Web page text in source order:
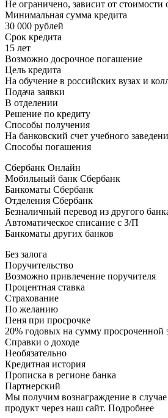
Не ограничено, зависит от стоимости
Минимальная сумма кредита
30 000 рублей
Срок кредита
15 лет
Возможно досрочное погашение
Цель кредита
На обучение в российских вузах и
Подача заявки
В отделении
Решение по кредиту
Способы получения
На банковский счет учебного
Способы погашения
Сбербанк Онлайн
Мобильный банк Сбербанк
Банкоматы Сбербанк
Отделения Сбербанк
Безналичный перевод из другого
Автоматическое списание с З/П
Банкоматы других банков
Без залога
Поручительство
Возможно привлечение поручителя
Процентная ставка
Страхование
По желанию
Пеня при просрочке
20% годовых на сумму просроченной
Справки о доходе
Необязательно
Кредитная история
Прописка в регионе банка
Партнерский
Мы получим вознаграждение в
продукт через наш сайт. Подробнее